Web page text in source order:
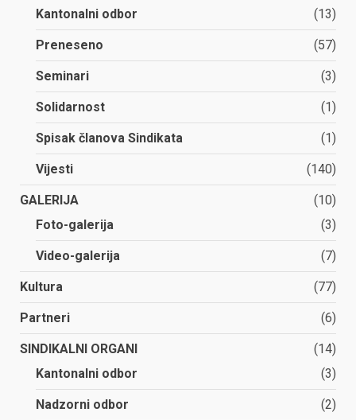
Kantonalni odbor (13)
Preneseno (57)
Seminari (3)
Solidarnost (1)
Spisak članova Sindikata (1)
Vijesti (140)
GALERIJA
(10)
Foto-galerija
(3)
Video-galerija (7)
Kultura (77)
Partneri (6)
SINDIKALNI ORGANI
(14)
Kantonalni odbor
(3)
Nadzorni odbor (2)